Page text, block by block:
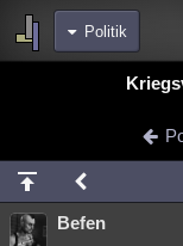
Politik
Chat Wiki
meine Rubriken
Menschen
Befen